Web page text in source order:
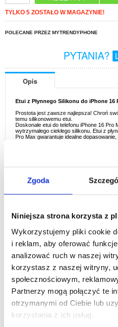
Zgoda
Niniejsza strona korzysta z
Wykorzystujemy pliki cookie
i reklam, aby oferować
analizować ruch w naszej
korzystasz z naszej witryny,
społecznościowym,
Partnerzy mogą połączyć te
otrzymanymi od Ciebie lub
korzystania z ich usług.
TYLKO 5 ZOSTAŁO W MAGAZYNIE!
POLECANE PRZEZ MYTRENDYPHONE
PYTANIA?
Opis
Etui z Płynnego Silikonu do iPhone 16
Prostota jest zawsze najlepsza! Chroń
temu silikonowemu etui.
Doskonałe etui do telefonu iPhone 16
wytrzymałego ciekłego silikonu. Etui z
Pro Max gwarantuje idealne
codziennie. Matowe, miękkie
- Posiada wewnętrzną warstwę z
Pro Max przed zarysowaniami
zanieczyszczeniami
- Etui z płynnego silikonu do iPhone 16
niepotrzebnie telefonu
silikonu
Przeznaczenie: iPhone 16 Pro Max
Opakowanie:Zastępcze
16 Pro Max Etui & Akcesoria